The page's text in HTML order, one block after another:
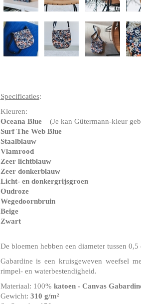
Specificaties:
Kleuren:
Oceana Blue(Je kan Gütermann-kleur
Surf The Web Blue
Staalblauw
Vlamrood
Zeer lichtblauw
Zeer donkerblauw
Licht- en donkergrijsgroen
Oudroze
Wegedoornbruin
Beige
Zwart
De bloemen hebben een diameter tussen 0,5
Gabardine is een kruisgeweven weefsel
rimpel- en waterbestendigheid.
Materiaal: 100% katoen - Canvas
Gewicht: 310 g/m²